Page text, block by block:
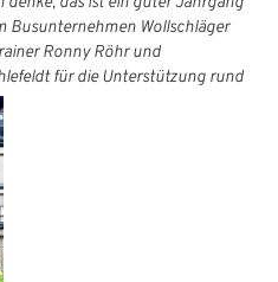
Busunternehmen Wollschläger
Ronny Röhr und
für die Unterstützung rund
speichern
und Ihr Passwort ein, um